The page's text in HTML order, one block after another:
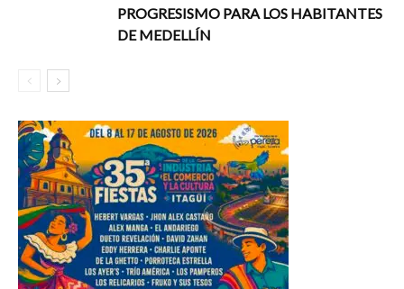
PROGRESISMO PARA LOS HABITANTES
DE MEDELLÍN